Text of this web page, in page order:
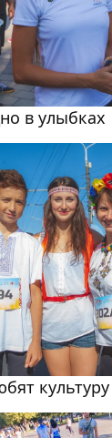
в улыбках